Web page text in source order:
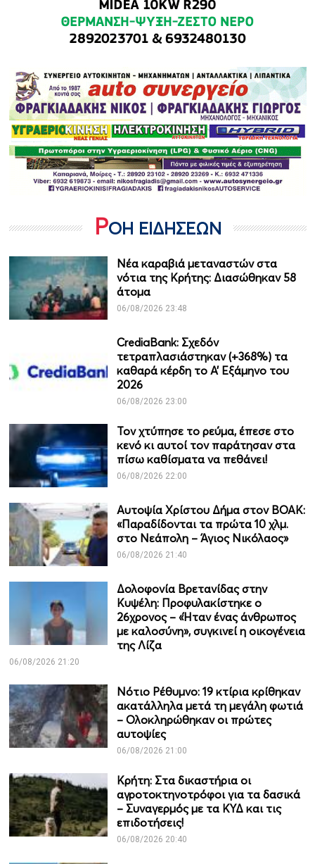
ΡΟΗ ΕΙΔΗΣΕΩΝ
Νέα καραβιά μεταναστών στα
νότια της Κρήτης: Διασώθηκαν 58
άτομα
06/08/2026 23:48
CrediaBank: Σχεδόν
τετραπλασιάστηκαν (+368%) τα
καθαρά κέρδη το Α’ Εξάμηνο του
2026
06/08/2026 23:00
Τον χτύπησε το ρεύμα, έπεσε στο
κενό κι αυτοί τον παράτησαν στα
πίσω καθίσματα να πεθάνει!
06/08/2026 22:00
Αυτοψία Χρίστου Δήμα στον ΒΟΑΚ:
«Παραδίδονται τα πρώτα 10 χλμ.
στο Νεάπολη – Άγιος Νικόλαος»
06/08/2026 21:40
Δολοφονία Βρετανίδας στην
Κυψέλη: Προφυλακίστηκε ο
26χρονος – «Ήταν ένας άνθρωπος
με καλοσύνη», συγκινεί η οικογένεια
της Λίζα
06/08/2026 21:20
Νότιο Ρέθυμνο: 19 κτίρια κρίθηκαν
ακατάλληλα μετά τη μεγάλη φωτιά
– Ολοκληρώθηκαν οι πρώτες
αυτοψίες
06/08/2026 21:00
Κρήτη: Στα δικαστήρια οι
αγροτοκτηνοτρόφοι για τα δασικά
– Συναγερμός με τα ΚΥΔ και τις
επιδοτήσεις!
06/08/2026 20:40